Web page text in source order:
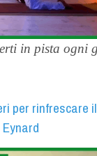
in pista ogni
per rinfrescare